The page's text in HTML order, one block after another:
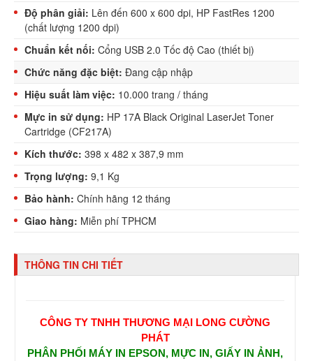
Độ phân giải: Lên đến 600 x 600 dpi, HP FastRes 1200
(chất lượng 1200 dpi)
Chuẩn kết nối: Cổng USB 2.0 Tốc độ Cao (thiết bị)
Chức năng đặc biệt: Đang cập nhập
Hiệu suất làm việc: 10.000 trang / tháng
Mực in sử dụng: HP 17A Black Original LaserJet Toner
Cartridge (CF217A)
Kích thước: 398 x 482 x 387,9 mm
Trọng lượng: 9,1 Kg
Bảo hành: Chính hãng 12 tháng
Giao hàng: Miễn phí TPHCM
THÔNG TIN CHI TIẾT
CÔNG TY TNHH THƯƠNG MẠI LONG CƯỜNG
PHÁT
PHÂN PHỐI MÁY IN EPSON, MỰC IN, GIẤY IN ẢNH,